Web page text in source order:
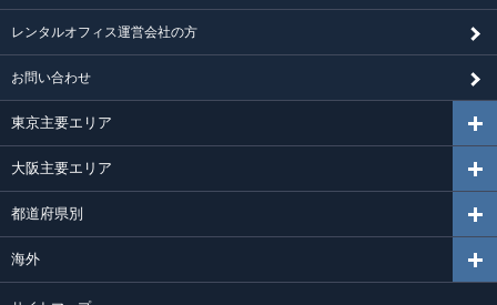
レンタルオフィス運営会社の方
お問い合わせ
東京主要エリア
大阪主要エリア
都道府県別
海外